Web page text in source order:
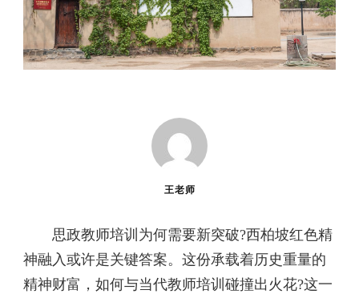
王老师
思政教师培训为何需要新突破?西柏坡红色精
神融入或许是关键答案。这份承载着历史重量的
精神财富，如何与当代教师培训碰撞出火花?这一